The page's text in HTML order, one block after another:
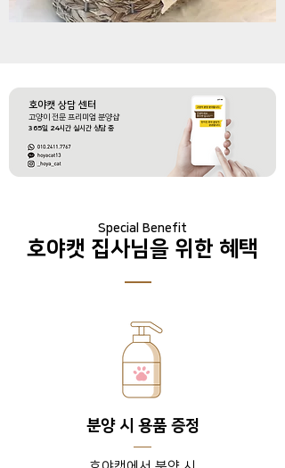
호야캣 상담 센터
​고양이 전문 프리미엄 분양샵
365일 24시간 실시간 상담 중
Special Benefit
호야캣 집사님을 위한 혜택
분양 시 용품 증정